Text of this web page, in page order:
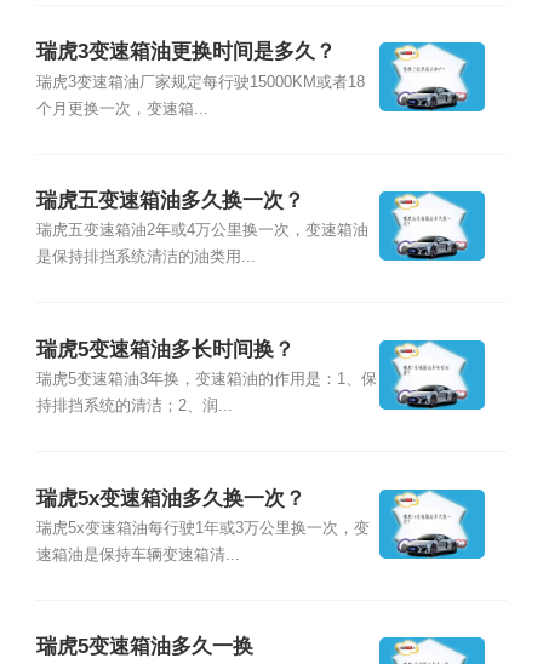
瑞虎3变速箱油更换时间是多久？
瑞虎3变速箱油厂家规定每行驶15000KM或者18
个月更换一次，变速箱...
瑞虎五变速箱油多久换一次？
瑞虎五变速箱油2年或4万公里换一次，变速箱油
是保持排挡系统清洁的油类用...
瑞虎5变速箱油多长时间换？
瑞虎5变速箱油3年换，变速箱油的作用是：1、保
持排挡系统的清洁；2、润...
瑞虎5x变速箱油多久换一次？
瑞虎5x变速箱油每行驶1年或3万公里换一次，变
速箱油是保持车辆变速箱清...
瑞虎5变速箱油多久一换